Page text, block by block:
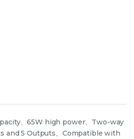
、65W high power、Two-way
and 5 Outputs、Compatible with